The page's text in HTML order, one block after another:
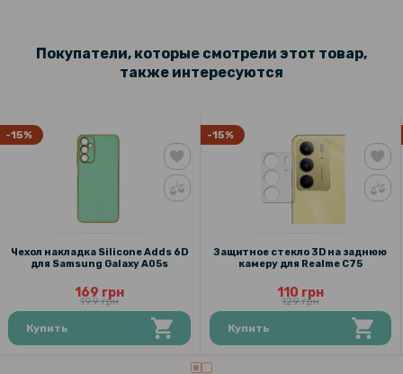
Покупатели, которые смотрели этот товар,
также интересуются
-15%
Чехол накладка Silicone Adds 6D
для Samsung Galaxy A05s
169 грн
199 грн
Купить
-15%
Защитное стекло 3D на заднюю
камеру для Realme C75
110 грн
129 грн
Купить